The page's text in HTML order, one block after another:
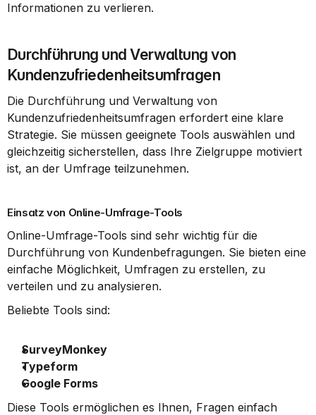
Informationen zu verlieren.
Durchführung und Verwaltung von
Kundenzufriedenheitsumfragen
Die Durchführung und Verwaltung von
Kundenzufriedenheitsumfragen erfordert eine klare
Strategie. Sie müssen geeignete Tools auswählen und
gleichzeitig sicherstellen, dass Ihre Zielgruppe motiviert
ist, an der Umfrage teilzunehmen.
Einsatz von Online-Umfrage-Tools
Online-Umfrage-Tools sind sehr wichtig für die
Durchführung von Kundenbefragungen. Sie bieten eine
einfache Möglichkeit, Umfragen zu erstellen, zu
verteilen und zu analysieren.
Beliebte Tools sind:
SurveyMonkey
Typeform
Google Forms
Diese Tools ermöglichen es Ihnen, Fragen einfach